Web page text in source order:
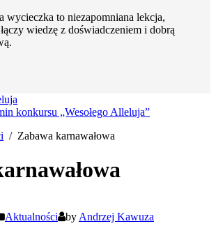
wycieczka to niezapomniana lekcja,
wiedzę z doświadczeniem i dobrą
konkursu „Wesołego Alleluja”
Zabawa karnawałowa
Aktualności by Andrzej Kawuza